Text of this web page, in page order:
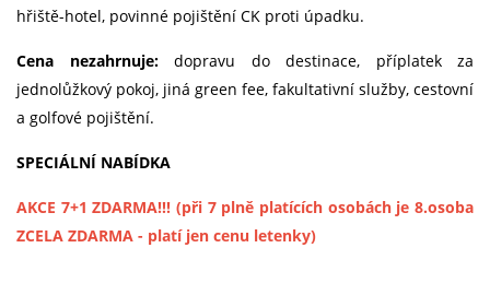
hřiště-hotel, povinné pojištění CK proti úpadku.
Cena nezahrnuje:dopravu do destinace, příplatek za
jednolůžkový pokoj, jiná green fee, fakultativní služby, cestovní
a golfové pojištění.
SPECIÁLNÍ NABÍDKA
AKCE 7+1 ZDARMA!!! (při 7 plně platících osobách je 8.osoba
ZCELA ZDARMA - platí jen cenu letenky)